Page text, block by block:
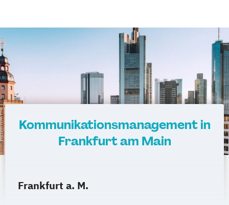
Kommunikationsmanagement in
Frankfurt am Main
Frankfurt a. M.